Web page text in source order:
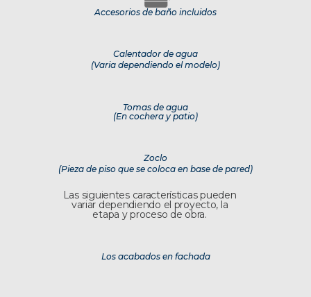
Accesorios de baño incluidos
Calentador de agua
(Varia dependiendo el modelo)
Tomas de agua
(En cochera y patio)
Zoclo
(Pieza de piso que se coloca en base de pared)
Las siguientes características pueden
variar dependiendo el proyecto, la
etapa y proceso de obra.
Los acabados en fachada